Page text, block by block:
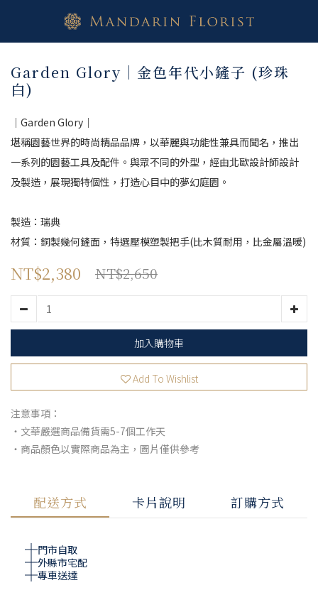
Garden Glory｜金色年代小鏟子 (珍珠
白)
｜Garden Glory｜
堪稱園藝世界的時尚精品品牌，以華麗與功能性兼具而聞名，推出
一系列的園藝工具及配件。與眾不同的外型，經由北歐設計師設計
及製造，展現獨特個性，打造心目中的夢幻庭園。
製造：瑞典
材質：銅製幾何鏟面，特選壓模塑製把手(比木質耐用，比金屬溫暖)
NT$2,380 NT$2,650
加入購物車
Add To Wishlist
注意事項：
・文華嚴選商品備貨需5-7個工作天
・商品顏色以實際商品為主，圖片僅供參考
配送方式 卡片說明 訂購方式
門市自取
外縣市宅配
專車送達